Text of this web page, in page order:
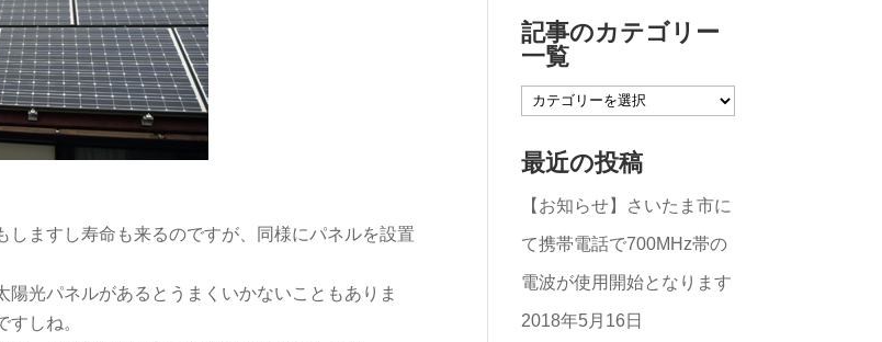
ますし寿命も来るのですが、同様にパネルを設置
光パネルがあるとうまくいかないこともありま
しね。
記事のカテゴリー
一覧
記
の
カ
テ
ゴ
リ
最近の投稿
【お知らせ】さいたま市に
て携帯電話で700MHz帯の
電波が使用開始となります
2018年5月16日